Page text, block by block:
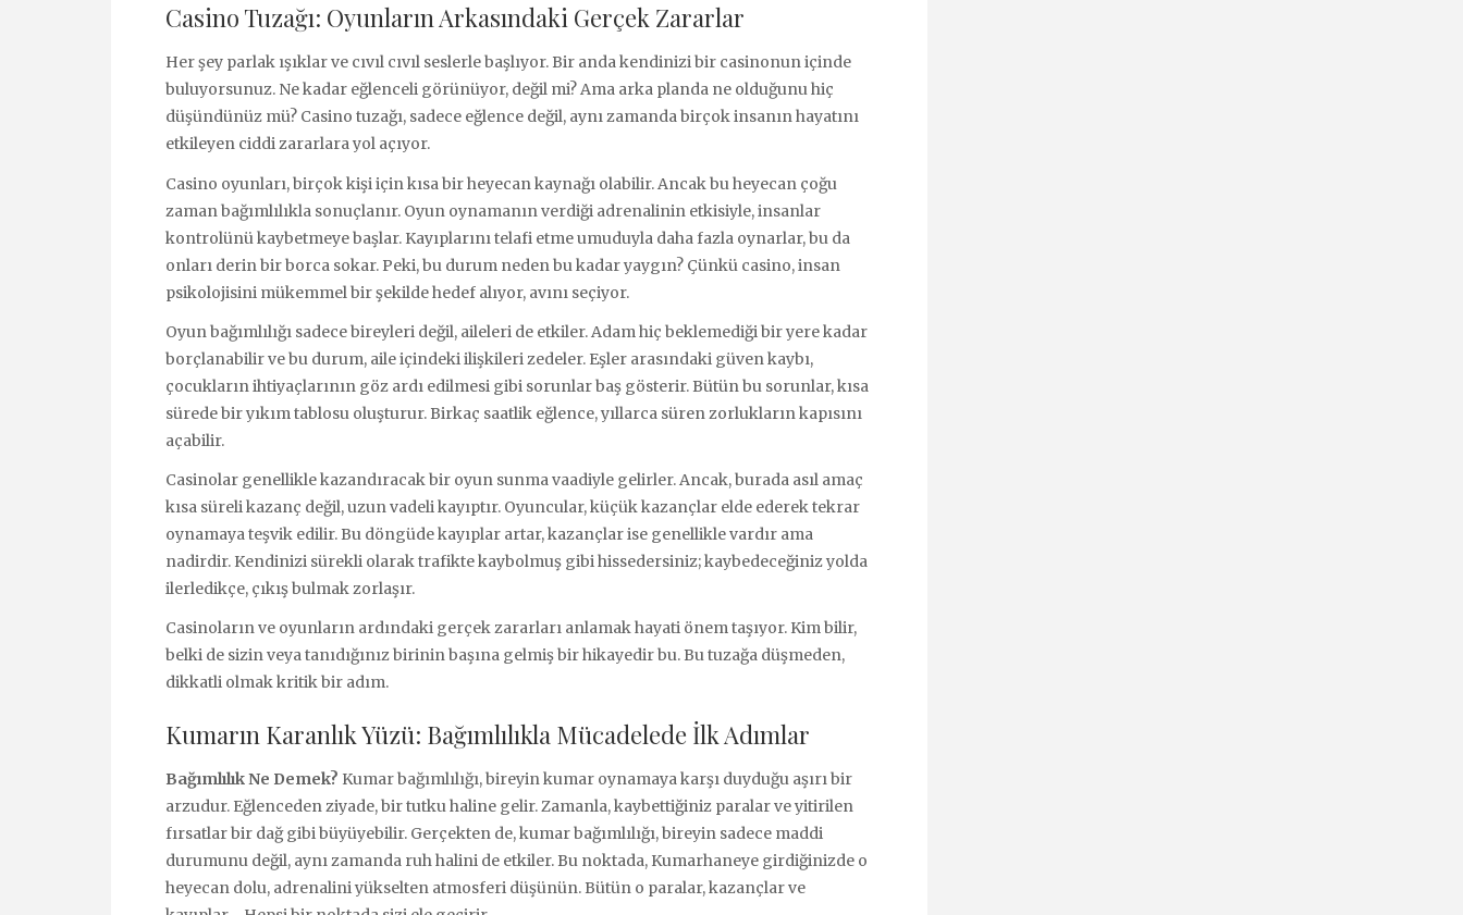
Casino Tuzağı: Oyunların Arkasındaki Gerçek Zararlar
Her şey parlak ışıklar ve cıvıl cıvıl seslerle başlıyor. Bir anda kendinizi bir casinonun içinde
buluyorsunuz. Ne kadar eğlenceli görünüyor, değil mi? Ama arka planda ne olduğunu hiç
düşündünüz mü? Casino tuzağı, sadece eğlence değil, aynı zamanda birçok insanın hayatını
etkileyen ciddi zararlara yol açıyor.
Casino oyunları, birçok kişi için kısa bir heyecan kaynağı olabilir. Ancak bu heyecan çoğu
zaman bağımlılıkla sonuçlanır. Oyun oynamanın verdiği adrenalinin etkisiyle, insanlar
kontrolünü kaybetmeye başlar. Kayıplarını telafi etme umuduyla daha fazla oynarlar, bu da
onları derin bir borca sokar. Peki, bu durum neden bu kadar yaygın? Çünkü casino, insan
psikolojisini mükemmel bir şekilde hedef alıyor, avını seçiyor.
Oyun bağımlılığı sadece bireyleri değil, aileleri de etkiler. Adam hiç beklemediği bir yere kadar
borçlanabilir ve bu durum, aile içindeki ilişkileri zedeler. Eşler arasındaki güven kaybı,
çocukların ihtiyaçlarının göz ardı edilmesi gibi sorunlar baş gösterir. Bütün bu sorunlar, kısa
sürede bir yıkım tablosu oluşturur. Birkaç saatlik eğlence, yıllarca süren zorlukların kapısını
açabilir.
Casinolar genellikle kazandıracak bir oyun sunma vaadiyle gelirler. Ancak, burada asıl amaç
kısa süreli kazanç değil, uzun vadeli kayıptır. Oyuncular, küçük kazançlar elde ederek tekrar
oynamaya teşvik edilir. Bu döngüde kayıplar artar, kazançlar ise genellikle vardır ama
nadirdir. Kendinizi sürekli olarak trafikte kaybolmuş gibi hissedersiniz; kaybedeceğiniz yolda
ilerledikçe, çıkış bulmak zorlaşır.
Casinoların ve oyunların ardındaki gerçek zararları anlamak hayati önem taşıyor. Kim bilir,
belki de sizin veya tanıdığınız birinin başına gelmiş bir hikayedir bu. Bu tuzağa düşmeden,
dikkatli olmak kritik bir adım.
Kumarın Karanlık Yüzü: Bağımlılıkla Mücadelede İlk Adımlar
Bağımlılık Ne Demek? Kumar bağımlılığı, bireyin kumar oynamaya karşı duyduğu aşırı bir
arzudur. Eğlenceden ziyade, bir tutku haline gelir. Zamanla, kaybettiğiniz paralar ve yitirilen
fırsatlar bir dağ gibi büyüyebilir. Gerçekten de, kumar bağımlılığı, bireyin sadece maddi
durumunu değil, aynı zamanda ruh halini de etkiler. Bu noktada, Kumarhaneye girdiğinizde o
heyecan dolu, adrenalini yükselten atmosferi düşünün. Bütün o paralar, kazançlar ve